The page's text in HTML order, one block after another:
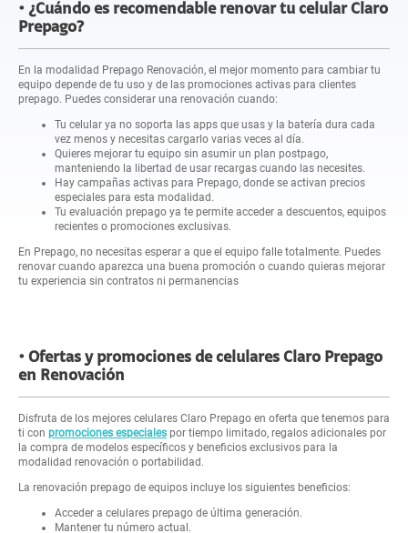
¿Cuándo es recomendable renovar tu celular Claro
Prepago?
En la modalidad Prepago Renovación, el mejor momento para cambiar tu
equipo depende de tu uso y de las promociones activas para clientes
prepago. Puedes considerar una renovación cuando:
Tu celular ya no soporta las apps que usas y la batería dura cada
vez menos y necesitas cargarlo varias veces al día.
Quieres mejorar tu equipo sin asumir un plan postpago,
manteniendo la libertad de usar recargas cuando las necesites.
Hay campañas activas para Prepago, donde se activan precios
especiales para esta modalidad.
Tu evaluación prepago ya te permite acceder a descuentos, equipos
recientes o promociones exclusivas.
En Prepago, no necesitas esperar a que el equipo falle totalmente. Puedes
renovar cuando aparezca una buena promoción o cuando quieras mejorar
tu experiencia sin contratos ni permanencias
Ofertas y promociones de celulares Claro Prepago
en Renovación
Disfruta de los mejores celulares Claro Prepago en oferta que tenemos para
ti con promociones especiales por tiempo limitado, regalos adicionales por
la compra de modelos específicos y beneficios exclusivos para la
modalidad renovación o portabilidad.
La renovación prepago de equipos incluye los siguientes beneficios:
Acceder a celulares prepago de última generación.
Mantener tu número actual.